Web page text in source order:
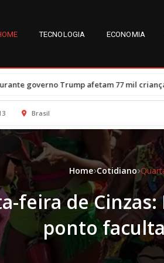
TECNOLOGIA ECONOMIA
77 mil crianças•Trégua entre
Brasil
Home Cotidiano
feira de
ponto